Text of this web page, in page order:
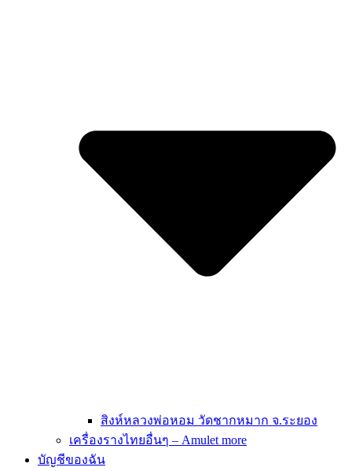
สิงห์หลวงพ่อหอม วัดชากหมาก จ.ระยอง
เครื่องรางไทยอื่นๆ – Amulet more
บัญชีของฉัน